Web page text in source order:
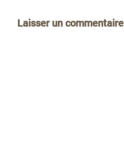
Laisser un commentaire